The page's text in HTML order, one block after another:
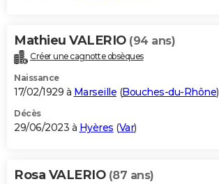
Mathieu VALERIO (94 ans)
Créer une cagnotte obsèques
Naissance
17/02/1929 à Marseille (Bouches-du-Rhône)
Décès
29/06/2023 à Hyères (Var)
Rosa VALERIO (87 ans)